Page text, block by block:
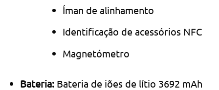
Íman de alinhamento
Identificação de acessórios NFC
Magnetómetro
Bateria: Bateria de iões de lítio 3692 mAh